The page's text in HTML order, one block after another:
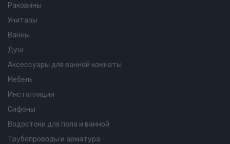
Раковины
Унитазы
Ванны
Душ
Аксессуары для ванной комнаты
Мебель
Инсталляции
Сифоны
Водостоки для пола и ванной
Трубопроводы и арматура